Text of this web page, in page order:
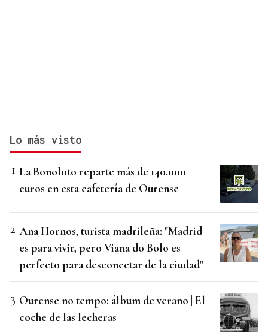
Lo más visto
La Bonoloto reparte más de 140.000
euros en esta cafetería de Ourense
Ana Hornos, turista madrileña: "Madrid
es para vivir, pero Viana do Bolo es
perfecto para desconectar de la ciudad"
Ourense no tempo: álbum de verano | El
coche de las lecheras